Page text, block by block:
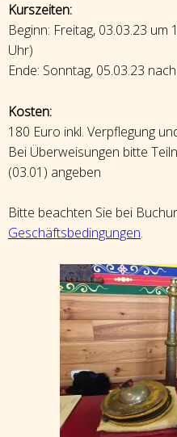
Kurszeiten:
Beginn: Freitag, 03.03.23
Uhr)
Ende: Sonntag, 05.03.23
Kosten:
180 Euro inkl. Verpflegung
Bei Überweisungen bitte
(03.01) angeben
Bitte beachten Sie bei
Geschäftsbedingungen.